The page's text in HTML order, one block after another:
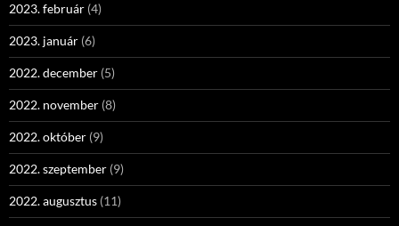
2023. február (4)
2023. január (6)
2022. december (5)
2022. november (8)
2022. október (9)
2022. szeptember (9)
2022. augusztus (11)